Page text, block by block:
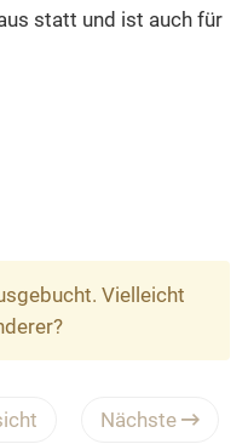
statt und ist auch für
Vielleicht
Nächste